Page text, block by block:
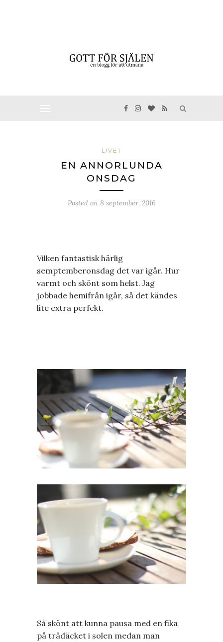
LIVET
EN ANNORLUNDA
ONSDAG
Posted on 8 september, 2016
Vilken fantastisk härlig
semptemberonsdag det var igår. Hur
varmt och skönt som helst. Jag
jobbade hemifrån igår, så det kändes
lite extra perfekt.
Så skönt att kunna pausa med en fika
på trädäcket i solen medan man